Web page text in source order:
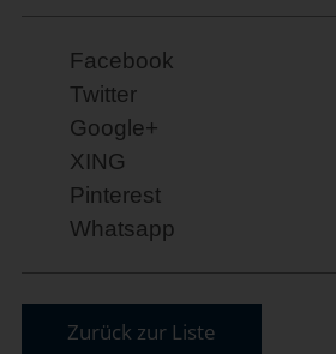
Facebook
Twitter
Google+
XING
Pinterest
Whatsapp
Zurück zur Liste